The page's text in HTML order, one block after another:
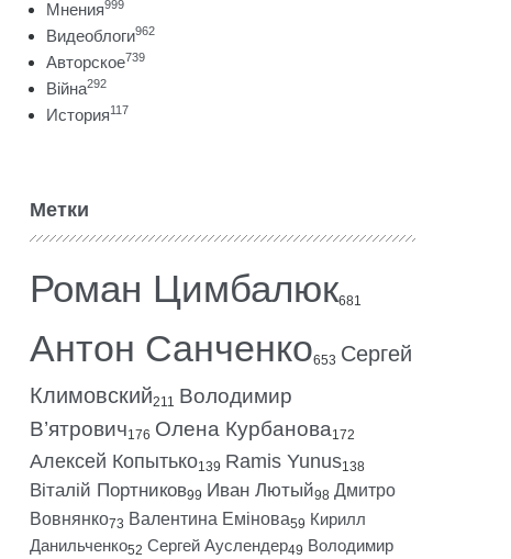
Мнения999
Видеоблоги962
Авторское739
Війна292
История117
Метки
Роман Цимбалюк681
Антон Санченко653 Сергей
Климовский211 Володимир
В’ятрович176 Олена Курбанова172
Алексей Копытько139 Ramis Yunus138
Віталій Портников99 Иван Лютый98 Дмитро
Вовнянко73 Валентина Емінова59 Кирилл
Данильченко52 Сергей Ауслендер49 Володимир